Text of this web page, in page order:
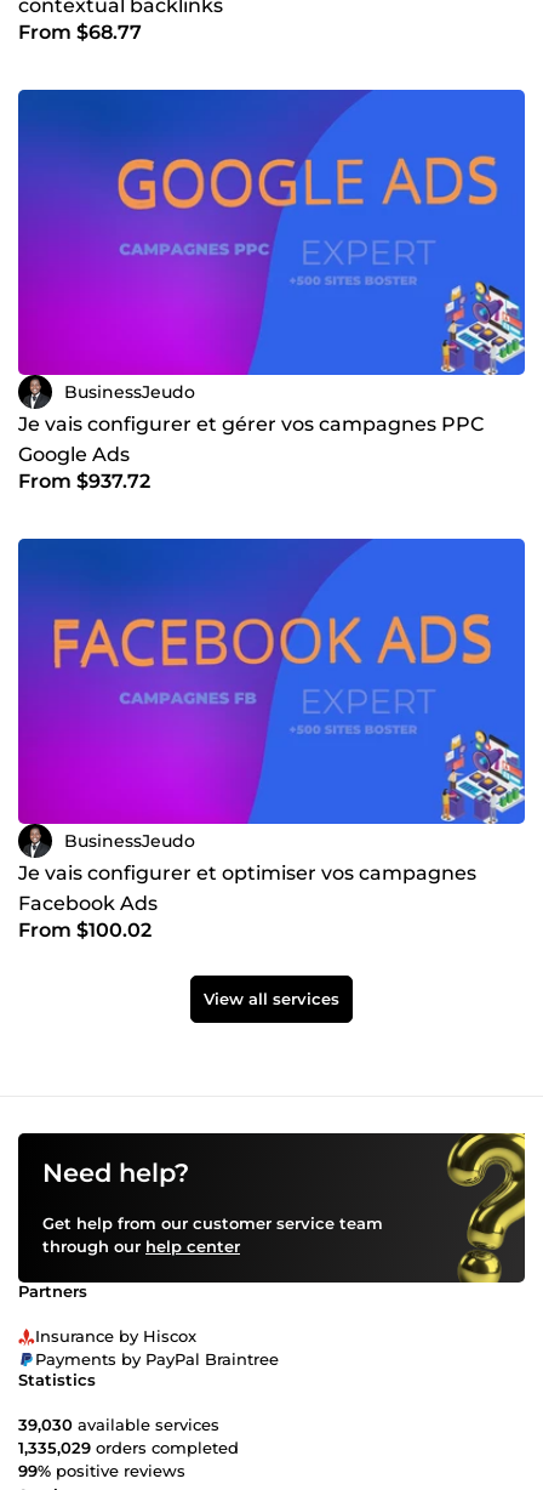
contextual backlinks
From $68.77
BusinessJeudo
Je vais configurer et gérer vos campagnes PPC
Google Ads
From $937.72
BusinessJeudo
Je vais configurer et optimiser vos campagnes
Facebook Ads
From $100.02
View all services
Need help?
Get help from our customer service team
through our help center
Partners
Insurance by Hiscox
Payments by PayPal Braintree
Statistics
39,030 available services
1,335,029 orders completed
99% positive reviews